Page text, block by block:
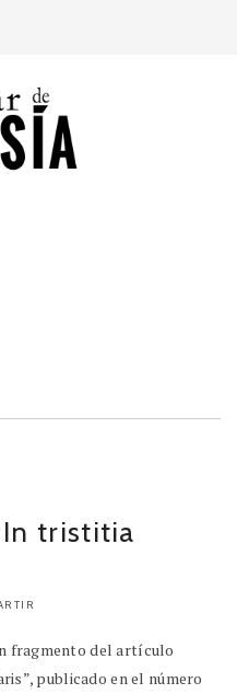
In tristitia
fragmento del artículo
publicado en el número